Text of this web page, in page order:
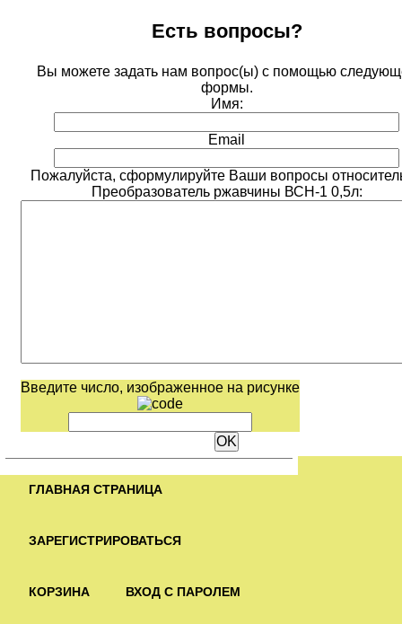
Есть вопросы?
Вы можете задать нам вопрос(ы) с помощью
формы.
Имя:
Email
Пожалуйста, сформулируйте Ваши вопросы
Преобразователь ржавчины ВСН-1 0,5л:
Введите число, изображенное на рисунке
ГЛАВНАЯ СТРАНИЦА
ЗАРЕГИСТРИРОВАТЬСЯ
КОРЗИНА ВХОД С ПАРОЛЕМ